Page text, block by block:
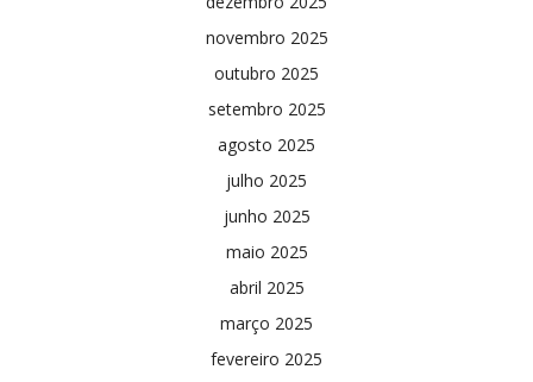
novembro 2025
outubro 2025
setembro 2025
agosto 2025
julho 2025
junho 2025
maio 2025
abril 2025
março 2025
fevereiro 2025